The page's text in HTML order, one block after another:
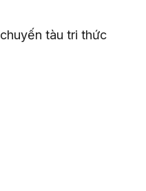
tàu tri thức